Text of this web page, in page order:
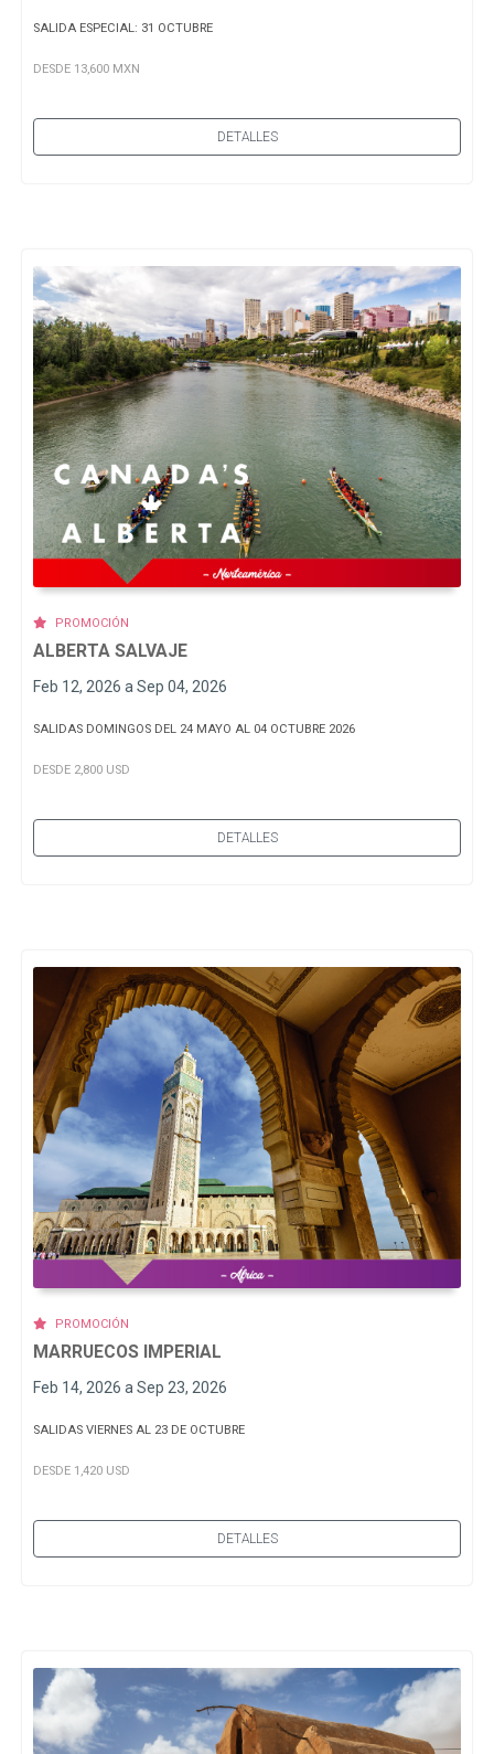
SALIDA ESPECIAL: 31 OCTUBRE
DESDE 13,600 MXN
DETALLES
PROMOCIÓN
ALBERTA SALVAJE
Feb 12, 2026 a Sep 04, 2026
SALIDAS DOMINGOS DEL 24 MAYO AL 04 OCTUBRE 2026
DESDE 2,800 USD
DETALLES
PROMOCIÓN
MARRUECOS IMPERIAL
Feb 14, 2026 a Sep 23, 2026
SALIDAS VIERNES AL 23 DE OCTUBRE
DESDE 1,420 USD
DETALLES